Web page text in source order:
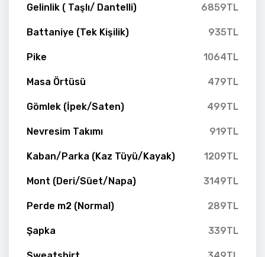
Gelinlik ( Taşlı/ Dantelli) 6859TL
Battaniye (Tek Kişilik) 935TL
Pike 1064TL
Masa Örtüsü 479TL
Gömlek (İpek/Saten) 499TL
Nevresim Takımı 919TL
Kaban/Parka (Kaz Tüyü/Kayak) 1209TL
Mont (Deri/Süet/Napa) 3149TL
Perde m2 (Normal) 289TL
Şapka 339TL